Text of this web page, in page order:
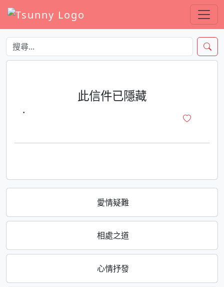
愛情疑難
相處之道
心情抒發
此信件已隱藏
·